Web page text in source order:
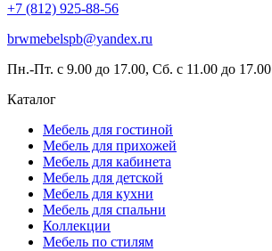
+7 (812) 925-88-56
brwmebelspb@yandex.ru
Пн.-Пт. с 9.00 до 17.00, Сб. с 11.00 до 17.00
Каталог
Мебель для гостиной
Мебель для прихожей
Мебель для кабинета
Мебель для детской
Мебель для кухни
Мебель для спальни
Коллекции
Мебель по стилям